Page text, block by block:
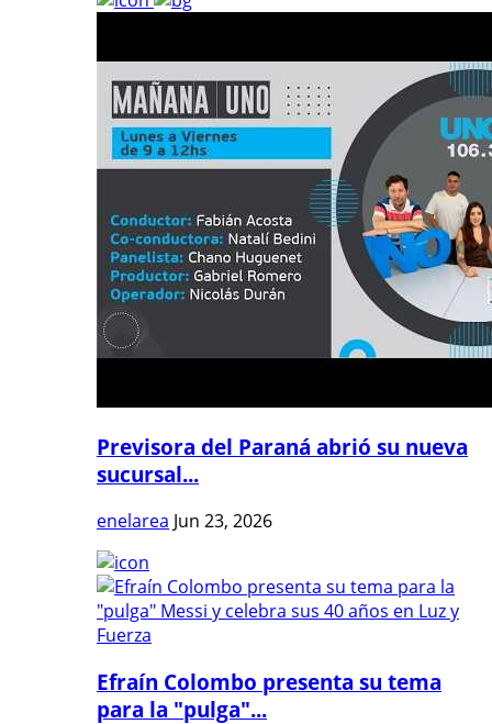
Previsora del Paraná abrió su nueva
sucursal...
enelarea Jun 23, 2026
Efraín Colombo presenta su tema
para la "pulga"...